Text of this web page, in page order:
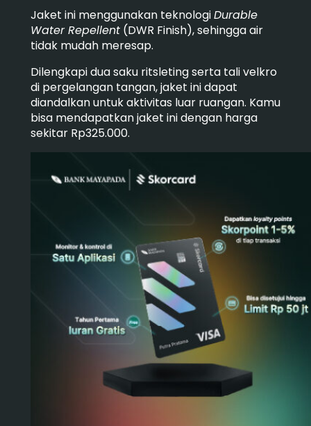
Jaket ini menggunakan teknologiDurable
Water Repellent(DWR Finish), sehingga air
tidak mudah meresap.
Dilengkapi dua saku ritsleting serta tali velkro
di pergelangan tangan, jaket ini dapat
diandalkan untuk aktivitas luar ruangan. Kamu
bisa mendapatkan jaket ini dengan harga
sekitar Rp325.000.